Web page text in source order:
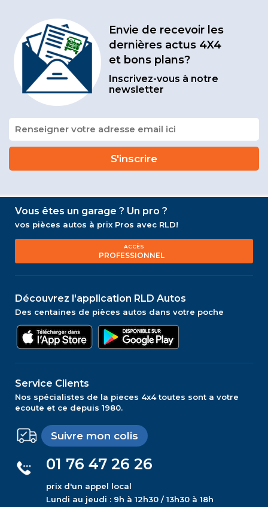
Envie de recevoir les
dernières actus 4X4
et bons plans?
Inscrivez-vous à notre
newsletter
Vous êtes un garage ? Un pro ?
vos pièces autos à prix Pros avec RLD!
ACCÈS
PROFESSIONNEL
Découvrez l'application RLD Autos
Des centaines de pièces autos dans votre poche
Service Clients
Nos spécialistes de la pieces 4x4 toutes sont a votre
ecoute et ce depuis 1980.
Suivre mon colis
01 76 47 26 26
prix d'un appel local
Lundi au jeudi : 9h à 12h30 / 13h30 à 18h